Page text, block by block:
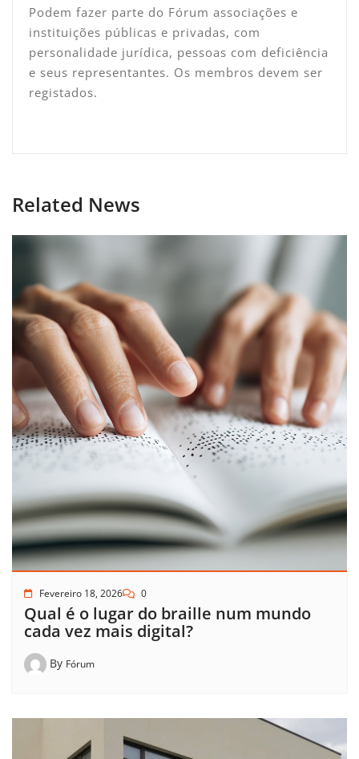
Podem fazer parte do Fórum associações e
instituições públicas e privadas, com
personalidade jurídica, pessoas com deficiência
e seus representantes. Os membros devem ser
registados.
Related News
Fevereiro 18, 2026 0
Qual é o lugar do braille num mundo
cada vez mais digital?
By Fórum